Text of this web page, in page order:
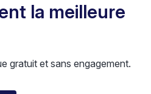
la meilleure
gratuit et sans engagement.